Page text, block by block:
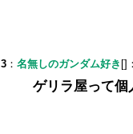
3 ： 名無しのガンダム好き []
ゲリラ屋って個